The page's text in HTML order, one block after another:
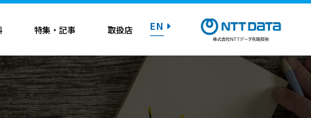
特集・記事 取扱店 EN